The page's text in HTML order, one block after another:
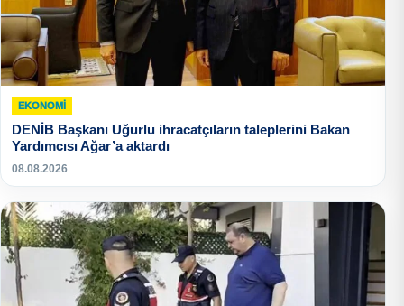
EKONOMI
DENİB Başkanı Uğurlu ihracatçıların taleplerini Bakan
Yardımcısı Ağar’a aktardı
08.08.2026